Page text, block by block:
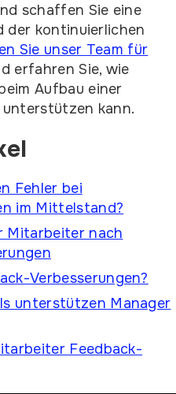
schaffen Sie eine
der kontinuierlichen
Sie unser Team für
erfahren Sie, wie
Aufbau einer
kann.
Fehler bei
im Mittelstand?
Mitarbeiter nach
Verbesserungen?
unterstützen Manager
Feedback-